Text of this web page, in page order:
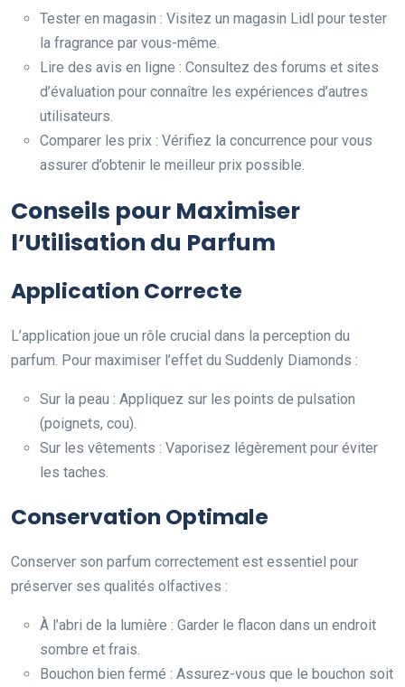
Tester en magasin : Visitez un magasin Lidl pour tester
la fragrance par vous-même.
Lire des avis en ligne : Consultez des forums et sites
d’évaluation pour connaître les expériences d’autres
utilisateurs.
Comparer les prix : Vérifiez la concurrence pour vous
assurer d’obtenir le meilleur prix possible.
Conseils pour Maximiser
l’Utilisation du Parfum
Application Correcte
L’application joue un rôle crucial dans la perception du
parfum. Pour maximiser l’effet du Suddenly Diamonds :
Sur la peau : Appliquez sur les points de pulsation
(poignets, cou).
Sur les vêtements : Vaporisez légèrement pour éviter
les taches.
Conservation Optimale
Conserver son parfum correctement est essentiel pour
préserver ses qualités olfactives :
À l’abri de la lumière : Garder le flacon dans un endroit
sombre et frais.
Bouchon bien fermé : Assurez-vous que le bouchon soit